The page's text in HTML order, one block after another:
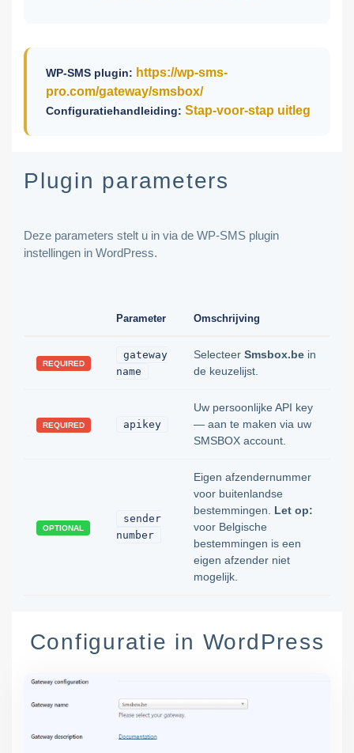
WP-SMS plugin: https://wp-sms-
pro.com/gateway/smsbox/
Configuratiehandleiding: Stap-voor-stap uitleg
Plugin parameters
Deze parameters stelt u in via de WP-SMS plugin
instellingen in WordPress.
Parameter Omschrijving
REQUIRED
gateway
name
Selecteer Smsbox.be in
de keuzelijst.
REQUIRED apikey
Uw persoonlijke API key
— aan te maken via uw
SMSBOX account.
OPTIONAL
sender
number
Eigen afzendernummer
voor buitenlandse
bestemmingen. Let op:
voor Belgische
bestemmingen is een
eigen afzender niet
mogelijk.
Configuratie in WordPress